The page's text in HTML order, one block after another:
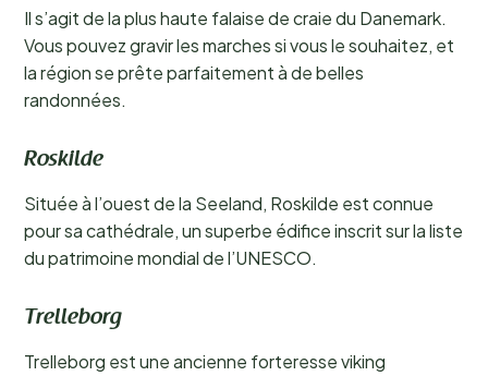
Il s’agit de la plus haute falaise de craie du Danemark.
Vous pouvez gravir les marches si vous le souhaitez, et
la région se prête parfaitement à de belles
randonnées.
Roskilde
Située à l’ouest de la Seeland, Roskilde est connue
pour sa cathédrale, un superbe édifice inscrit sur la liste
du patrimoine mondial de l’UNESCO.
Trelleborg
Trelleborg est une ancienne forteresse viking